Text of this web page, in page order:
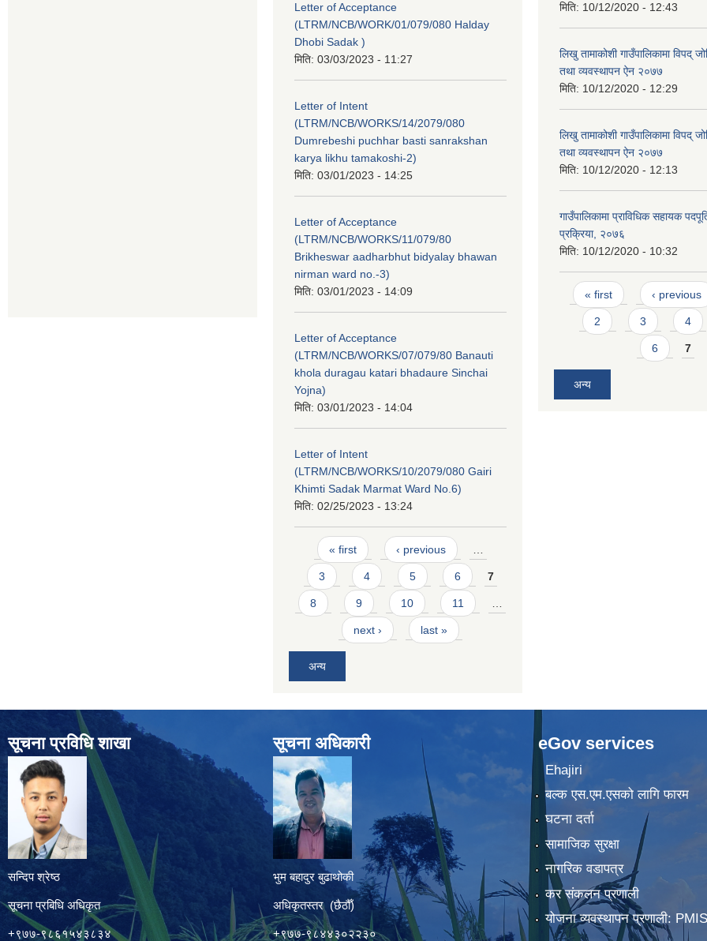
Letter of Acceptance
(LTRM/NCB/WORK/01/079/080 Halday
Dhobi Sadak )
मिति: 03/03/2023 - 11:27
Letter of Intent
(LTRM/NCB/WORKS/14/2079/080
Dumrebeshi puchhar basti sanrakshan
karya likhu tamakoshi-2)
मिति: 03/01/2023 - 14:25
Letter of Acceptance
(LTRM/NCB/WORKS/11/079/80
Brikheswar aadharbhut bidyalay bhawan
nirman ward no.-3)
मिति: 03/01/2023 - 14:09
Letter of Acceptance
(LTRM/NCB/WORKS/07/079/80 Banauti
khola duragau katari bhadaure Sinchai
Yojna)
मिति: 03/01/2023 - 14:04
Letter of Intent
(LTRM/NCB/WORKS/10/2079/080 Gairi
Khimti Sadak Marmat Ward No.6)
मिति: 02/25/2023 - 13:24
Pages
« first ‹ previous
3 4 5 6 7
8 9 10 11
next › last »
अन्य
मिति: 10/12/2020 - 12:43
लिखु तामाकोशी गाउँपालिकामा विपद्
तथा व्यवस्थापन ऐन २०७७
मिति: 10/12/2020 - 12:29
लिखु तामाकोशी गाउँपालिकामा विपद्
तथा व्यवस्थापन ऐन २०७७
मिति: 10/12/2020 - 12:13
गाउँपालिकामा प्राविधिक सहायक
प्रक्रिया, २०७६
मिति: 10/12/2020 - 10:32
Pages
« first ‹ previous
2 3 4
6 7
अन्य
सूचना प्रविधि शाखा
सन्दिप श्रेष्ठ
सूचना प्रबिधि अधिकृत
+९७७-९८६१५४३८३४
सूचना अधिकारी
भुम बहादुर बुढाथोकी
अधिकृतस्तर (छैठौँ)
+९७७-९८४४३०२२३०
eGov services
Ehajiri
बल्क एस.एम.एसको लागि फारम
घटना दर्ता
सामाजिक सुरक्षा
नागरिक वडापत्र
कर संकलन प्रणाली
योजना व्यवस्थापन प्रणाली: PMIS